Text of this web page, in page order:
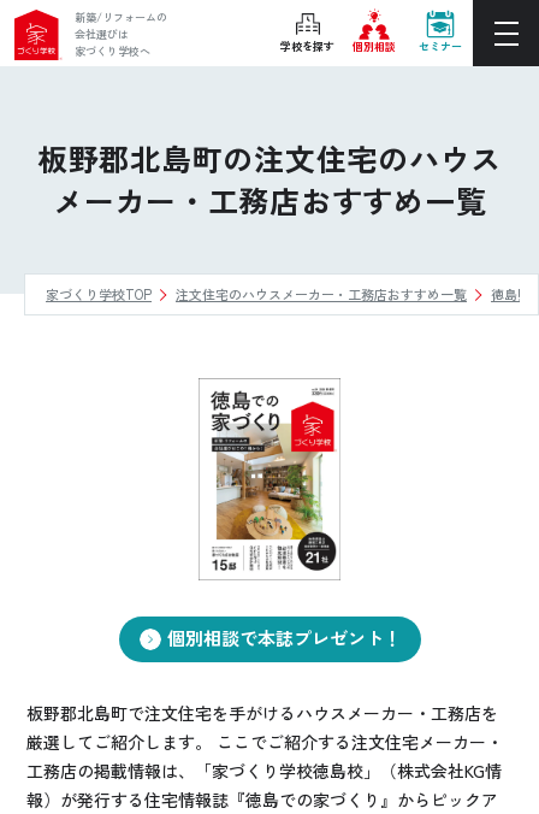
新築/リフォームの
会社選びは
家づくり学校へ
学校を探す 個別相談 セミナー
個別相談
後悔しない家づくりをレクチャー
ご利用は無料！全国20校
家づくり学校とは
お悩み・相談事例
よくある質問
ご利用者の声・実例
お役立ち情報
板野郡北島町の注文住宅のハウス
メーカー・工務店おすすめ一覧
家づくり学校TOP 注文住宅のハウスメーカー・工務店おすすめ一覧 徳島県
個別相談で本誌プレゼント！
板野郡北島町で注文住宅を手がけるハウスメーカー・工務店を
厳選してご紹介します。 ここでご紹介する注文住宅メーカー・
工務店の掲載情報は、「家づくり学校徳島校」（株式会社KG情
報）が発行する住宅情報誌『徳島での家づくり』からピックア